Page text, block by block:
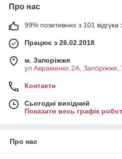
Про нас
99% позитивних з 101 відгука
Працює з 26.02.2018
м. Запоріжжя
ул Авраменко 2А, Запоріжжя,
Контакти
Сьогодні вихідний
Показати весь графік
Про нас